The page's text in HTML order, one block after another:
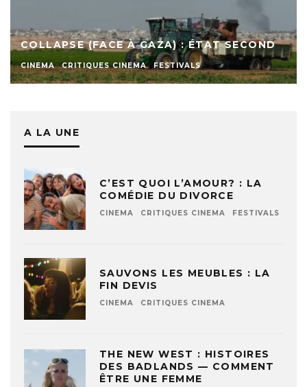
COLLAPSE (FACE À GAZA) : ÉTAT SECOND
CINEMA CRITIQUES CINEMA FESTIVALS
A LA UNE
C’EST QUOI L’AMOUR? : LA
COMÉDIE DU DIVORCE
CINEMA CRITIQUES CINEMA FESTIVALS
SAUVONS LES MEUBLES : LA
FIN DEVIS
CINEMA CRITIQUES CINEMA
THE NEW WEST : HISTOIRES
DES BADLANDS — COMMENT
ÊTRE UNE FEMME